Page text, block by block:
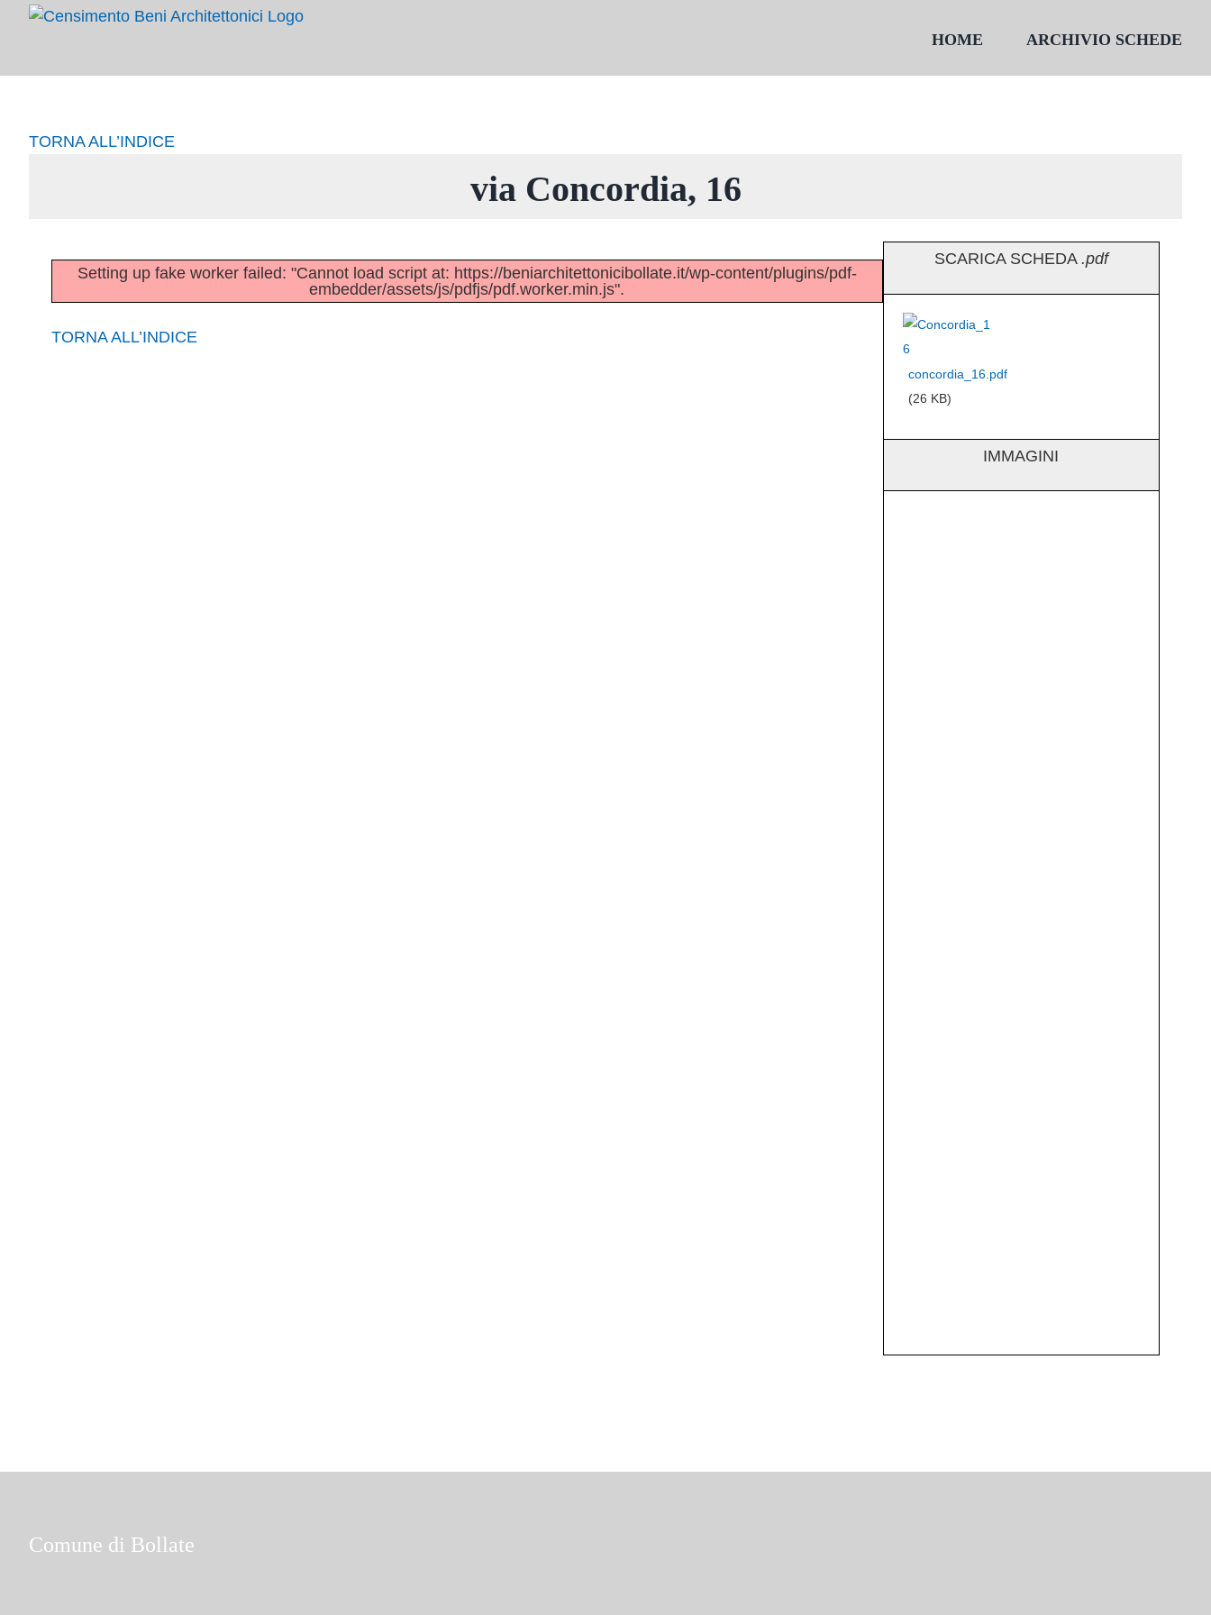
Salta
HOME ARCHIVIO SCHEDE
TORNA ALL’INDICE
via Concordia, 16
Setting up fake worker failed: "Cannot load script at: https://beniarchitettonicibollate.it/wp-content/plugins/pdf-
embedder/assets/js/pdfjs/pdf.worker.min.js".
TORNA ALL’INDICE
SCARICA SCHEDA .pdf
concordia_16.pdf
(26 KB)
IMMAGINI
Comune di Bollate